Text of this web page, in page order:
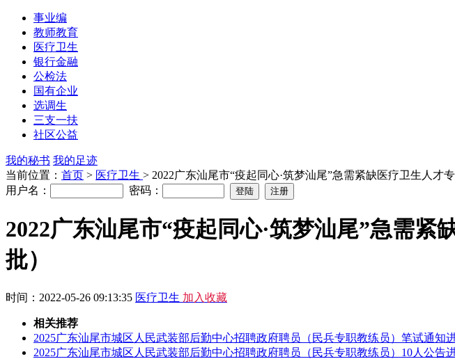
事业编
教师教育
医疗卫生
银行金融
公检法
国有企业
选调生
三支一扶
社区公益
我的秘书 我的足迹
当前位置： 首页 > 医疗卫生 > 2022广东汕尾市“疫起同心·筑梦汕尾”急需紧缺医疗卫生人才
用户名：
密码：
2022广东汕尾市“疫起同心·筑梦汕尾”急需
批）
时间：2022-05-26 09:13:35 医疗卫生 加入收藏
相关推荐
2025广东汕尾市城区人民武装部后勤中心招聘政府聘员（民兵专职教练员）笔试通知
2025广东汕尾市城区人民武装部后勤中心招聘政府聘员（民兵专职教练员）10人公告